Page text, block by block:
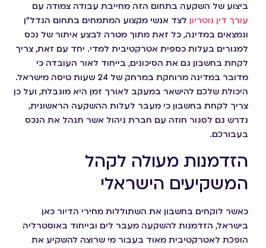
ביצוע של השקעה בתחום הזה מחייבת עבודה צמודה עם
עורך דין נוטריון לצד אנשי מקצוע המתמחים בתחום הנדל"ן
ונמצאים במדינה, כל זאת מתוך מטרה לבצע איתור של נכס
למגורים בעלות כספית אטרקטיבית למדי. יחד עם זאת, צריך
לקחת בחשבון גם את הסיכונים, בייחוד לאור העובדה כי
מדובר במדינה מרוחקת במרחק של 24 שעות טיסה מישראל.
היכולת שלכם להישאר במעקב לאורך זמן היא מוגבלת, ועל כן
צריך לקחת בחשבון כי מעבר לעלות ההשקעה הראשונית,
נדרש גם לסגור חוזה עם חברת ניהול אשר תנהל את הנכס
בעבורכם.
הזדמנות מעולה לקהל
המשקיעים הישראלי
כאשר לוקחים בחשבון את השתוללות מחירי הדיור כאן
בישראל, הזדמנות להשקעה מעבר לים ובייחוד באוסטרליה
הופכת לאטרקטיבית מאוד בעבור מי שרוצה להשקיע את